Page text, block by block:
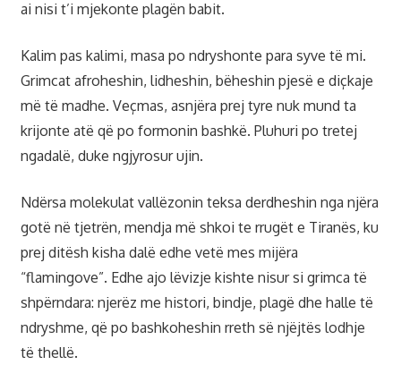
ai nisi t’i mjekonte plagën babit.
Kalim pas kalimi, masa po ndryshonte para syve të mi.
Grimcat afroheshin, lidheshin, bëheshin pjesë e diçkaje
më të madhe. Veçmas, asnjëra prej tyre nuk mund ta
krijonte atë që po formonin bashkë. Pluhuri po tretej
ngadalë, duke ngjyrosur ujin.
Ndërsa molekulat vallëzonin teksa derdheshin nga njëra
gotë në tjetrën, mendja më shkoi te rrugët e Tiranës, ku
prej ditësh kisha dalë edhe vetë mes mijëra
“flamingove”. Edhe ajo lëvizje kishte nisur si grimca të
shpërndara: njerëz me histori, bindje, plagë dhe halle të
ndryshme, që po bashkoheshin rreth së njëjtës lodhje
të thellë.